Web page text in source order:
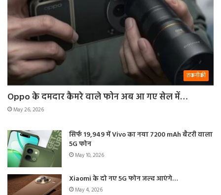
तकनीकी
Oppo के दमदार कैमरे वाले फोन अब आ गए सेल में…
May 26, 2026
सिर्फ 19,949 में Vivo का नया 7200 mAh बैटरी वाला
5G फोन
May 10, 2026
Xiaomi के दो नए 5G फोन जल्द आएंगे…
May 4, 2026